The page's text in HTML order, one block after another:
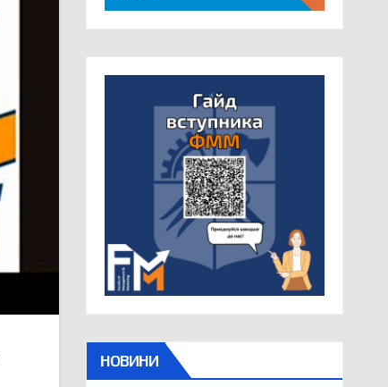
НОВИНИ